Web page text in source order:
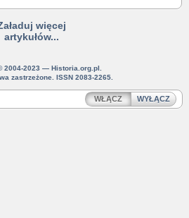
więcej
artykułów...
2004-2023 — Historia.org.pl.
zastrzeżone. ISSN 2083-2265.
WŁĄCZ WYŁĄCZ